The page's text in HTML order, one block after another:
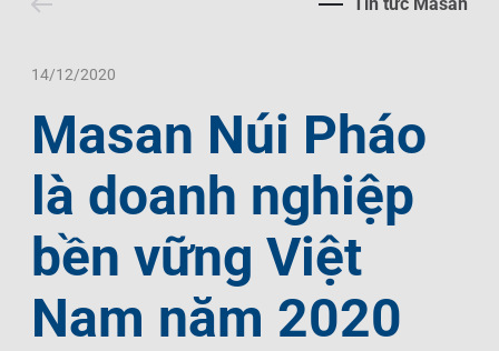
Tin Đầu Tư Tại Việt Nam
Thông Cáo Báo Chí
Ngôn Ngữ
VI
14/12/2020
Masan Núi Pháo
là doanh nghiệp
bền vững Việt
Nam năm 2020